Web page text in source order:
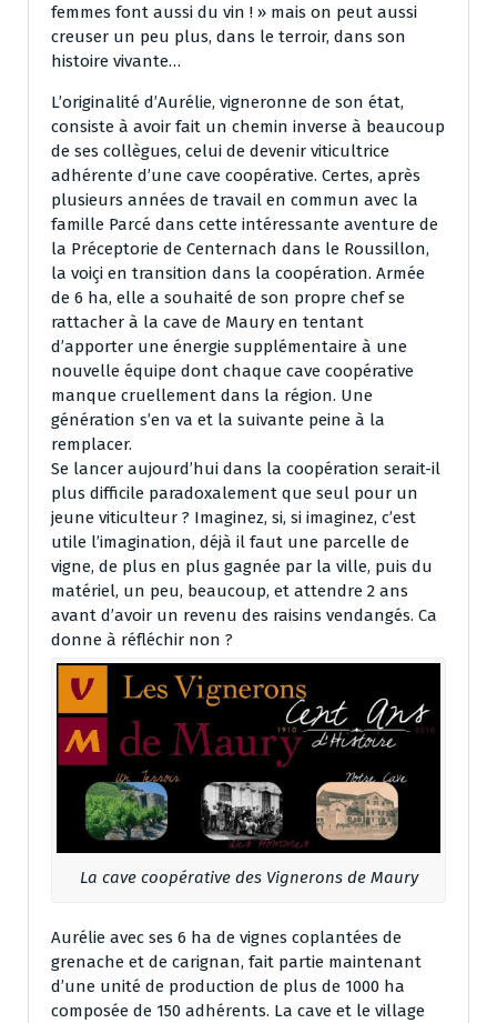
femmes font aussi du vin ! » mais on peut aussi
creuser un peu plus, dans le terroir, dans son
histoire vivante…
L’originalité d’Aurélie, vigneronne de son état,
consiste à avoir fait un chemin inverse à beaucoup
de ses collègues, celui de devenir viticultrice
adhérente d’une cave coopérative. Certes, après
plusieurs années de travail en commun avec la
famille Parcé dans cette intéressante aventure de
la Préceptorie de Centernach dans le Roussillon,
la voiçi en transition dans la coopération. Armée
de 6 ha, elle a souhaité de son propre chef se
rattacher à la cave de Maury en tentant
d’apporter une énergie supplémentaire à une
nouvelle équipe dont chaque cave coopérative
manque cruellement dans la région. Une
génération s’en va et la suivante peine à la
remplacer.
Se lancer aujourd’hui dans la coopération serait-il
plus difficile paradoxalement que seul pour un
jeune viticulteur ? Imaginez, si, si imaginez, c’est
utile l’imagination, déjà il faut une parcelle de
vigne, de plus en plus gagnée par la ville, puis du
matériel, un peu, beaucoup, et attendre 2 ans
avant d’avoir un revenu des raisins vendangés. Ca
donne à réfléchir non ?
La cave coopérative des Vignerons de Maury
Aurélie avec ses 6 ha de vignes coplantées de
grenache et de carignan, fait partie maintenant
d’une unité de production de plus de 1000 ha
composée de 150 adhérents. La cave et le village